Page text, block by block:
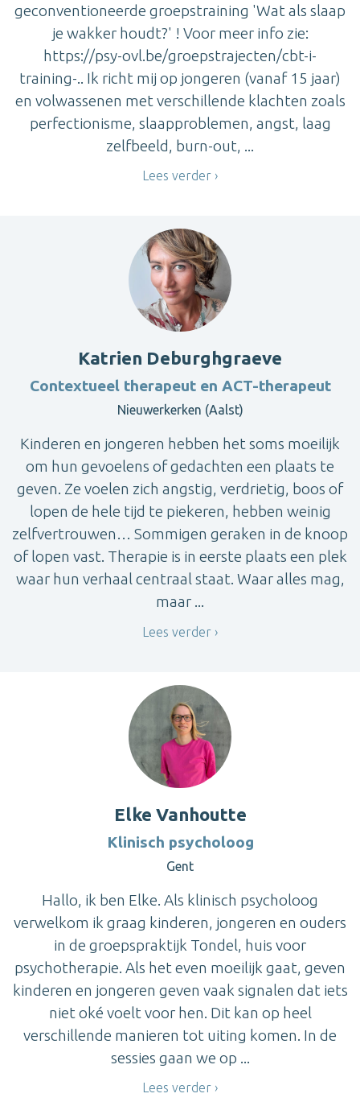
geconventioneerde groepstraining 'Wat als slaap
je wakker houdt?' ! Voor meer info zie:
https://psy-ovl.be/groepstrajecten/cbt-i-
training-.. Ik richt mij op jongeren (vanaf 15 jaar)
en volwassenen met verschillende klachten zoals
perfectionisme, slaapproblemen, angst, laag
zelfbeeld, burn-out, ...
Lees verder
Katrien Deburghgraeve
Contextueel therapeut en ACT-therapeut
Nieuwerkerken (Aalst)
Kinderen en jongeren hebben het soms moeilijk
om hun gevoelens of gedachten een plaats te
geven. Ze voelen zich angstig, verdrietig, boos of
lopen de hele tijd te piekeren, hebben weinig
zelfvertrouwen… Sommigen geraken in de knoop
of lopen vast. Therapie is in eerste plaats een plek
waar hun verhaal centraal staat. Waar alles mag,
maar ...
Lees verder
Elke Vanhoutte
Klinisch psycholoog
Gent
Hallo, ik ben Elke. Als klinisch psycholoog
verwelkom ik graag kinderen, jongeren en ouders
in de groepspraktijk Tondel, huis voor
psychotherapie. Als het even moeilijk gaat, geven
kinderen en jongeren geven vaak signalen dat iets
niet oké voelt voor hen. Dit kan op heel
verschillende manieren tot uiting komen. In de
sessies gaan we op ...
Lees verder